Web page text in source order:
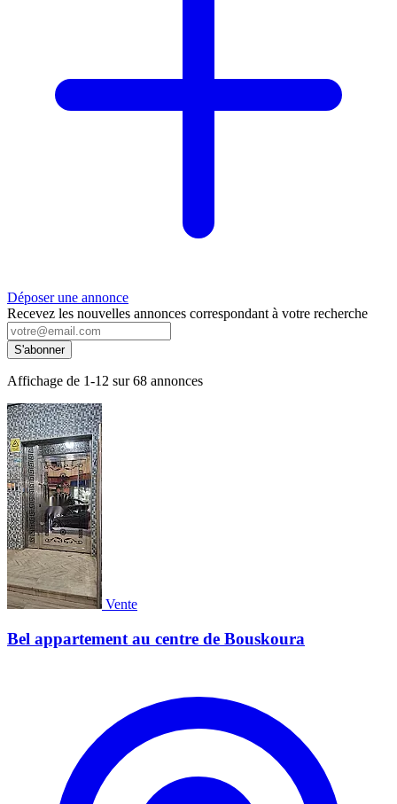
Déposer une annonce
Recevez les nouvelles annonces correspondant à votre recherche
S'abonner
Affichage de 1-12 sur68 annonces
Vente
Bel appartement au centre de Bouskoura